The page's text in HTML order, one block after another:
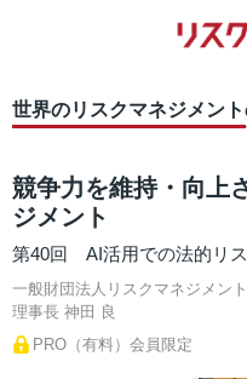
世界のリスクマネジメン
競争力を維持・向上
ジメント
第40回 AI活用での法的リ
一般財団法人リスクマネジメン
理事長 神田 良
PRO（有料）会員限定